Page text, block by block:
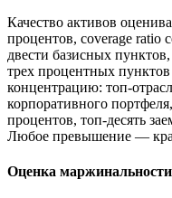
Качество активов
процентов, coverage ratio
двести базисных
трех процентных пунктов
концентрацию: топ-
корпоративного
процентов, топ-десять
Любое превышение —
Оценка